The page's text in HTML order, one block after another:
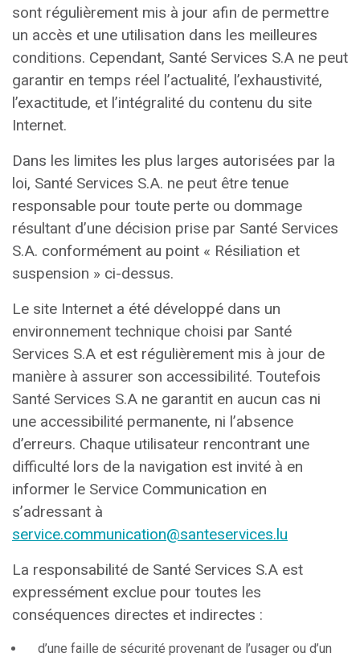
sont régulièrement mis à jour afin de permettre
un accès et une utilisation dans les meilleures
conditions. Cependant, Santé Services S.A ne peut
garantir en temps réel l’actualité, l’exhaustivité,
l’exactitude, et l’intégralité du contenu du site
Internet.
Dans les limites les plus larges autorisées par la
loi, Santé Services S.A. ne peut être tenue
responsable pour toute perte ou dommage
résultant d’une décision prise par Santé Services
S.A. conformément au point « Résiliation et
suspension » ci-dessus.
Le site Internet a été développé dans un
environnement technique choisi par Santé
Services S.A et est régulièrement mis à jour de
manière à assurer son accessibilité. Toutefois
Santé Services S.A ne garantit en aucun cas ni
une accessibilité permanente, ni l’absence
d’erreurs. Chaque utilisateur rencontrant une
difficulté lors de la navigation est invité à en
informer le Service Communication en
s’adressant à
service.communication@santeservices.lu
La responsabilité de Santé Services S.A est
expressément exclue pour toutes les
conséquences directes et indirectes :
d’une faille de sécurité provenant de l’usager ou d’un